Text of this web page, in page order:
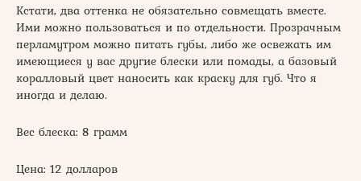
Кстати, два оттенка не обязательно совмещать вместе.
Ими можно пользоваться и по отдельности. Прозрачным
перламутром можно питать губы, либо же освежать им
имеющиеся у вас другие блески или помады, а базовый
коралловый цвет наносить как краску для губ. Что я
иногда и делаю.
Вес блеска: 8 грамм
Цена: 12 долларов